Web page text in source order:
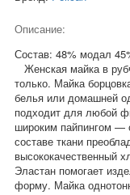
Описание:
Состав: 48% модал
Женская майка в
только. Майка
белья или домашней
подходит для любой
широким пайпингом —
составе ткани
высококачественный
Эластан помогает
форму. Майка